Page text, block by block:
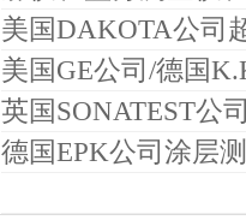
美国DAKOTA公司
美国GE公司/德国
英国SONATEST公
德国EPK公司涂层